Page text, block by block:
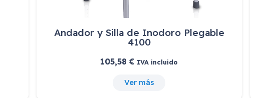
Andador y Silla de Inodoro Plegable
4100
105,58€ IVA incluido
Ver más